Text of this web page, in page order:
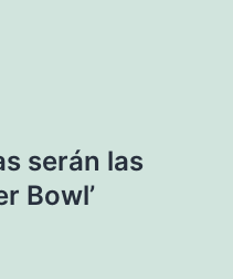
serán las
Bowl’